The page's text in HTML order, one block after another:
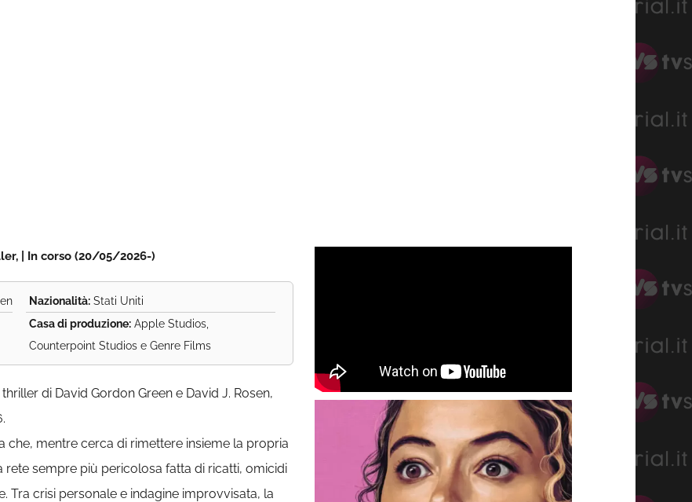
| In corso (20/05/2026-)
Nazionalità:Stati Uniti
Casa di produzione:Apple Studios,
Counterpoint Studios e Genre Films
di David Gordon Green e David J. Rosen,
che, mentre cerca di rimettere insieme la propria
rete sempre più pericolosa fatta di ricatti, omicidi
Tra crisi personale e indagine improvvisata, la